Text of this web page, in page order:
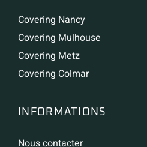
Covering Nancy
Covering Mulhouse
Covering Metz
Covering Colmar
INFORMATIONS
Nous contacter